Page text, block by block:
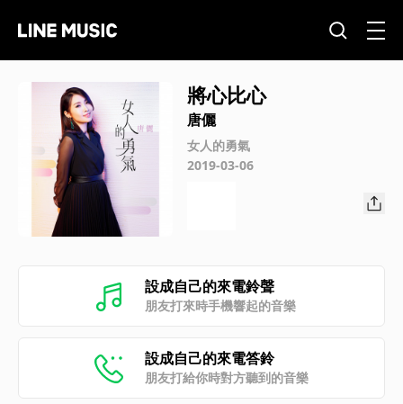
將心比心
唐儷
女人的勇氣
2019-03-06
設成自己的來電鈴聲
朋友打來時手機響起的音樂
設成自己的來電答鈴
朋友打給你時對方聽到的音樂